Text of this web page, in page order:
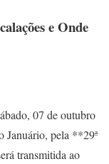
e Onde
07 de outubro
Januário, pela **29ª
transmitida ao